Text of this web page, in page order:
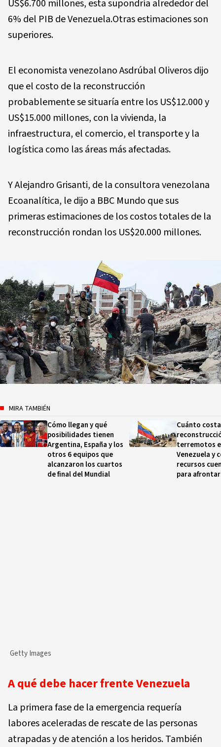
US$6.700 millones, esta supondría alrededor del
6% del PIB de Venezuela.Otras estimaciones son
superiores.
El economista venezolano Asdrúbal Oliveros dijo
que el costo de la reconstrucción
probablemente se situaría entre los US$12.000 y
US$15.000 millones, con la vivienda, la
infraestructura, el comercio, el transporte y la
logística como las áreas más afectadas.
Y Alejandro Grisanti, de la consultora venezolana
Ecoanalítica, le dijo a BBC Mundo que sus
primeras estimaciones de los costos totales de la
reconstrucción rondan los US$20.000 millones.
MIRA TAMBIÉN
Cómo llegan y qué
posibilidades tienen
Argentina, España y los
otros 6 equipos que
alcanzaron los cuartos
de final del Mundial
Cuánto
terremotos
Venezuela y
recursos
para
Getty Images
A qué debe hacer frente Venezuela
La primera fase de la emergencia requería
labores aceleradas de rescate de las personas
atrapadas y de atención a los heridos. También